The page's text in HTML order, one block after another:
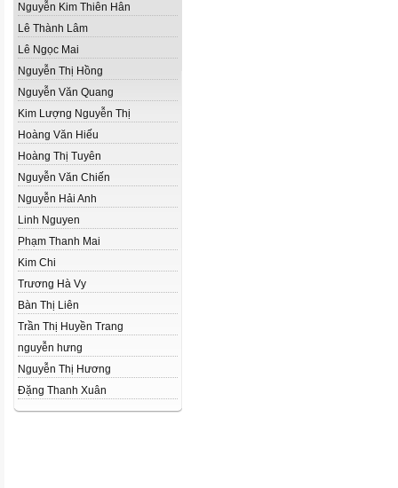
Nguyễn Kim Thiên Hân
Lê Thành Lâm
Lê Ngọc Mai
Nguyễn Thị Hồng
Nguyễn Văn Quang
Kim Lượng Nguyễn Thị
Hoàng Văn Hiếu
Hoàng Thị Tuyên
Nguyễn Văn Chiến
Nguyễn Hải Anh
Linh Nguyen
Phạm Thanh Mai
Kim Chi
Trương Hà Vy
Bàn Thị Liên
Trần Thị Huyền Trang
nguyễn hưng
Nguyễn Thị Hương
Đặng Thanh Xuân